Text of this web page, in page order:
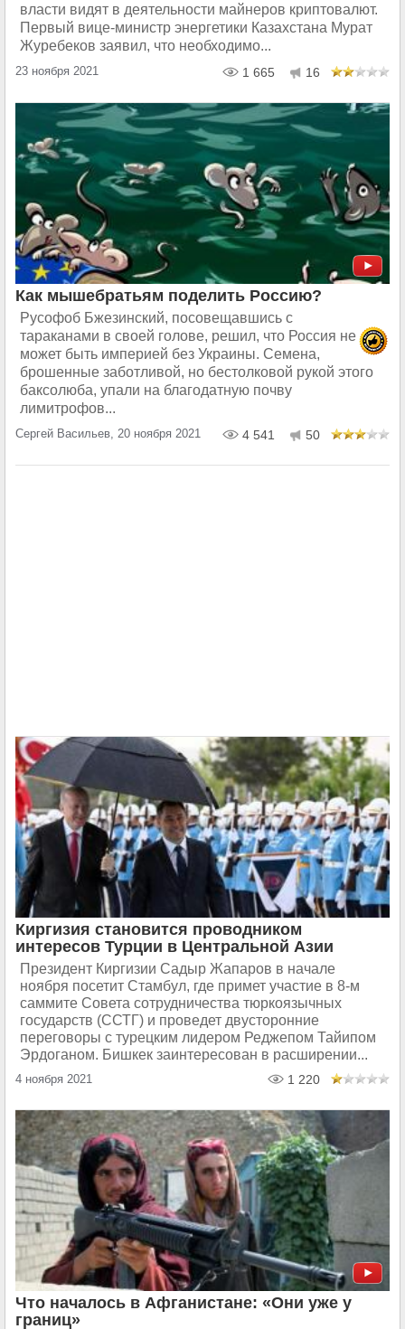
власти видят в деятельности майнеров криптовалют.
Первый вице-министр энергетики Казахстана Мурат
Журебеков заявил, что необходимо...
23 ноября 2021 1 665 16
Как мышебратьям поделить Россию?
Русофоб Бжезинский, посовещавшись с
тараканами в своей голове, решил, что Россия не
может быть империей без Украины. Семена,
брошенные заботливой, но бестолковой рукой этого
баксолюба, упали на благодатную почву
лимитрофов...
Сергей Васильев, 20 ноября 2021 4 541 50
Киргизия становится проводником
интересов Турции в Центральной Азии
Президент Киргизии Садыр Жапаров в начале
ноября посетит Стамбул, где примет участие в 8-м
саммите Совета сотрудничества тюркоязычных
государств (ССТГ) и проведет двусторонние
переговоры с турецким лидером Реджепом Тайипом
Эрдоганом. Бишкек заинтересован в расширении...
4 ноября 2021 1 220
Что началось в Афганистане: «Они уже у
границ»